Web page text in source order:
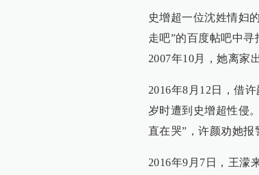
史增超一位沈姓情妇
走吧”的百度帖吧中
2007年10月，她离家
2016年8月12日，借
岁时遭到史增超性侵
直在哭”，许颜劝她报
2016年9月7日，王濛